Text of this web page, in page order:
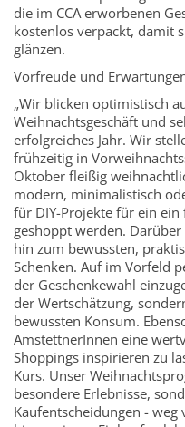
die im CCA erworbenen
kostenlos verpackt, damit
glänzen.
Vorfreude und
„Wir blicken optimistisch
Weihnachtsgeschäft und
erfolgreiches Jahr. Wir
frühzeitig in
Oktober fleißig
modern, minimalistisch
für DIY-Projekte für ein ein
geshoppt werden.
hin zum bewussten,
Schenken. Auf im Vorfeld
der Geschenkewahl
der Wertschätzung,
bewussten Konsum.
AmstettnerInnen eine
Shoppings inspirieren zu
Kurs. Unser
besondere Erlebnisse,
Kaufentscheidungen -